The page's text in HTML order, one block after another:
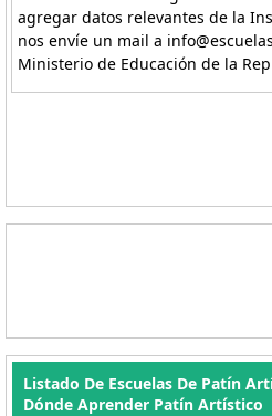
agregar datos relevantes de la
nos envíe un mail a
Ministerio de Educación de la
Listado De Escuelas De Patín
Dónde Aprender Patín Artístico